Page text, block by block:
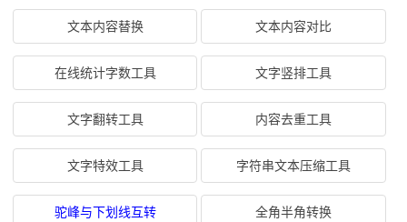
文本内容替换 文本内容对比
在线统计字数工具 文字竖排工具
文字翻转工具 内容去重工具
文字特效工具 字符串文本压缩工具
驼峰与下划线互转 全角半角转换